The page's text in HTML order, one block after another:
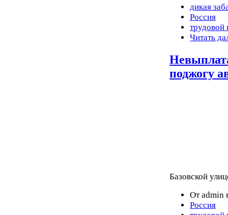
дикая
Россия
трудовой
Читать
поджогу
Базовской
От admin
Россия